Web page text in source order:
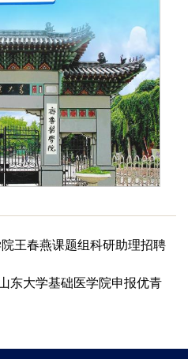
王春燕课题组科研助理招聘
东大学基础医学院申报优青